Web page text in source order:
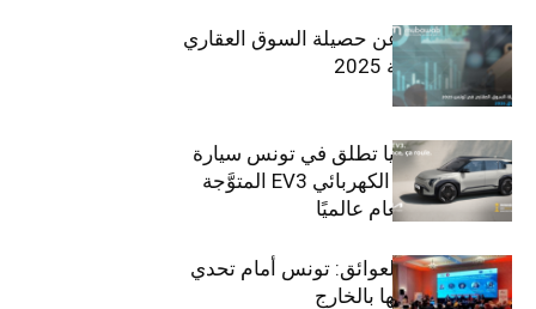
مبوب تكشف عن حصيلة السوق العقاري
في تونس لسنة 2025
سيتي كارز – كيا تطلق في تونس سيارة
الـدفع الرباعي الكهربائي EV3 المتوَّجة
بلقب سيارة العام عالميًا
بين الطموح والعوائق: تونس أمام تحدي
استعادة كفاءاتها بالخارج